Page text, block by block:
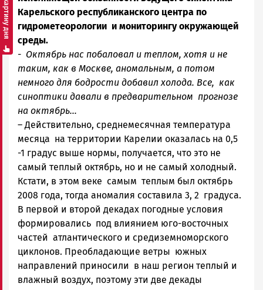
Карельского республиканского центра по
гидрометеорологии и мониторингу окружающей
среды.
- Октябрь нас побаловал и теплом, хотя и не
таким, как в Москве, аномальным, а потом
немного для бодрости добавил холода. Все, как
синоптики давали в предварительном прогнозе
на октябрь...
– Действительно, среднемесячная температура
месяца на территории Карелии оказалась на 0,5
-1 градус выше нормы, получается, что это не
самый теплый октябрь, но и не самый холодный.
Кстати, в этом веке самым теплым был октябрь
2008 года, тогда аномалия составила 3, 2 градуса.
В первой и второй декадах погодные условия
формировались под влиянием юго-восточных
частей атлантического и средиземноморского
циклонов. Преобладающие ветры южных
направлений приносили в наш регион теплый и
влажный воздух, поэтому эти две декады